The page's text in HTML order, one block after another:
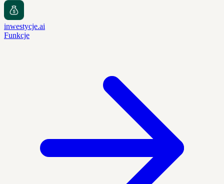
inwestycje.ai
Funkcje